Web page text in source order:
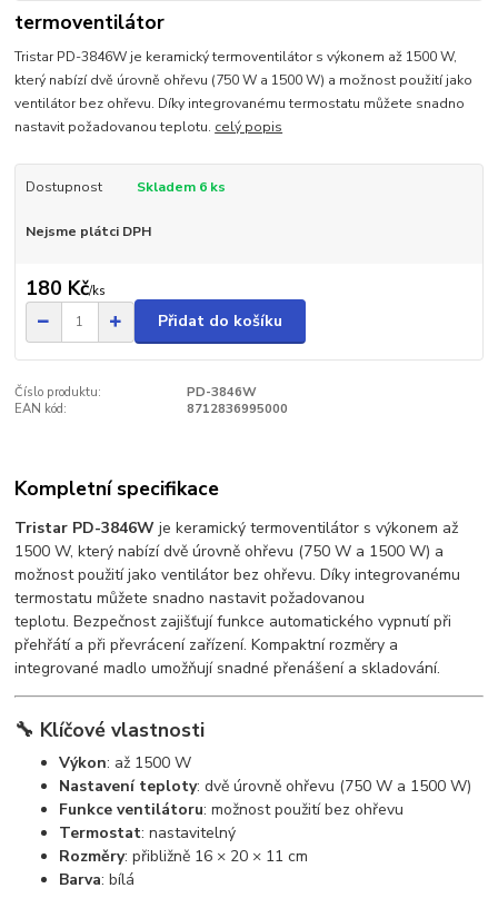
termoventilátor
Tristar PD-3846W je keramický termoventilátor s výkonem až 1500 W,
který nabízí dvě úrovně ohřevu (750 W a 1500 W) a možnost použití jako
ventilátor bez ohřevu. Díky integrovanému termostatu můžete snadno
nastavit požadovanou teplotu. celý popis
Dostupnost Skladem 6 ks
Nejsme plátci DPH
180 Kč/ks
Přidat do košíku
Číslo produktu:
PD-3846W
EAN kód:
8712836995000
Kompletní specifikace
Tristar PD-3846W je keramický termoventilátor s výkonem až
1500 W, který nabízí dvě úrovně ohřevu (750 W a 1500 W) a
možnost použití jako ventilátor bez ohřevu. Díky integrovanému
termostatu můžete snadno nastavit požadovanou
teplotu. Bezpečnost zajišťují funkce automatického vypnutí při
přehřátí a při převrácení zařízení. Kompaktní rozměry a
integrované madlo umožňují snadné přenášení a skladování.
🔧 Klíčové vlastnosti
Výkon: až 1500 W
Nastavení teploty:dvě úrovně ohřevu (750 W a 1500 W)
Funkce ventilátoru:možnost použití bez ohřevu
Termostat:nastavitelný
Rozměry:přibližně 16 × 20 × 11 cm
Barva: bílá